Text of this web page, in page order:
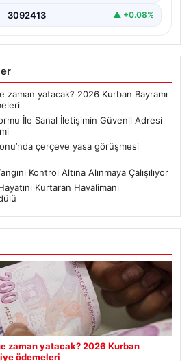
3092413 ▲ +0.08%
zaman yatacak? 2026 Kurban Bayramı
İle Sanal İletişimin Güvenli Adresi
çerçeve yasa görüşmesi
Kontrol Altına Alınmaya Çalışılıyor
Kurtaran Havalimanı
zaman yatacak? 2026 Kurban
ödemeleri